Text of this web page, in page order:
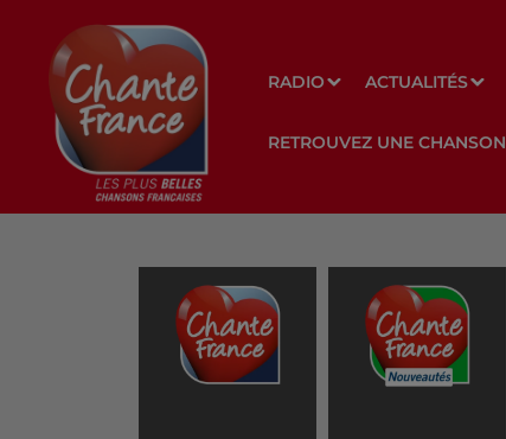
RADIO ACTUALITÉS
RETROUVEZ UNE CHANSON